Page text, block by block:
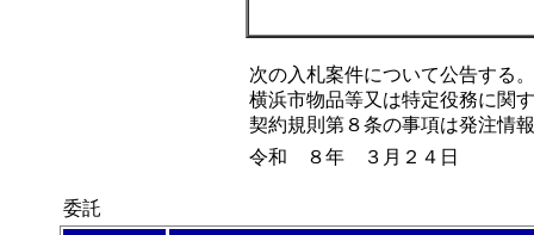
次の入札案件について公告する。
横浜市物品等又は特定役務に関
契約規則第８条の事項は発注情
令和 ８年 ３月２４日
委託